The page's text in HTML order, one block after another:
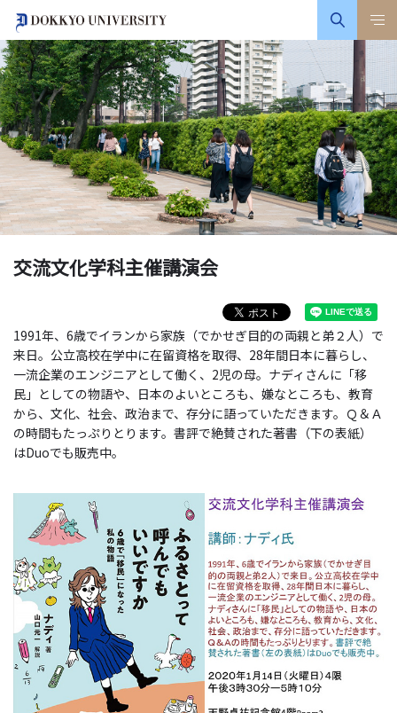
交流文化学科主催講演会
1991年、6歳でイランから家族（でかせぎ目的の両親と弟２人）で
来日。公立高校在学中に在留資格を取得、28年間日本に暮らし、
一流企業のエンジニアとして働く、2児の母。ナディさんに「移
民」としての物語や、日本のよいところも、嫌なところも、教育
から、文化、社会、政治まで、存分に語っていただきます。Ｑ＆Ａ
の時間もたっぷりとります。書評で絶賛された著書（下の表紙）
はDuoでも販売中。